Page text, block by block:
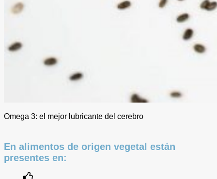
Omega 3: el mejor lubricante del cerebro
En alimentos de origen vegetal están
presentes en: